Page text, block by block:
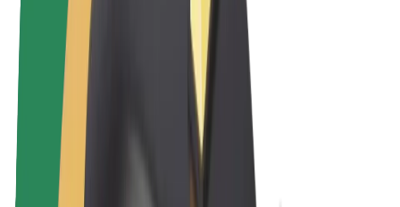
Termékek
Utazás
Rollerek
Bolt Market
Bolt Food
Bolt Drive